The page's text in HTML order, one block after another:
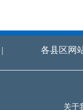
| 各县区网
关于